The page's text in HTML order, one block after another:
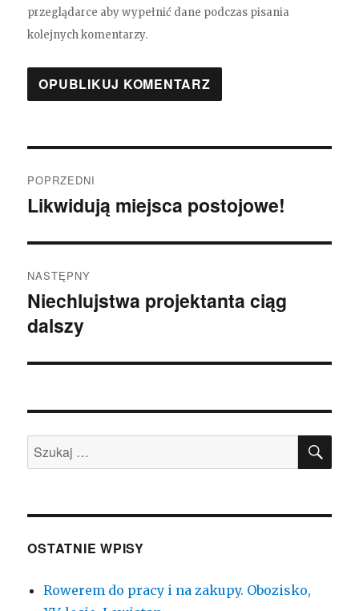
przeglądarce aby wypełnić dane podczas pisania
kolejnych komentarzy.
wpisu
POPRZEDNI
Poprzedni
Likwidują miejsca postojowe!
NASTĘPNY
Następny
wpis:
Niechlujstwa projektanta ciąg
dalszy
Szukaj:
OSTATNIE WPISY
Rowerem do pracy i na zakupy. Obozisko,